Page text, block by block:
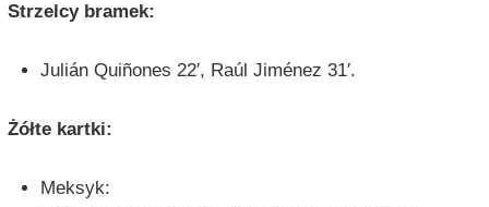
Strzelcy bramek:
Julián Quiñones 22′, Raúl Jiménez 31′.
Żółte kartki:
Meksyk: